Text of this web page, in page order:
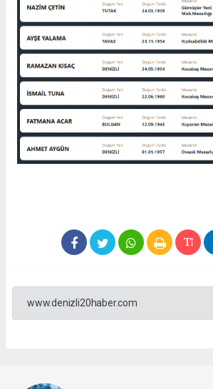
www.denizli20haber.com